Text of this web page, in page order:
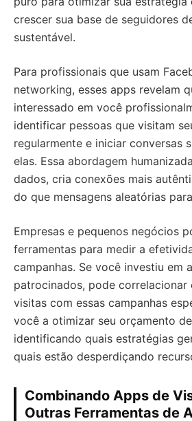
crescer sua base de seguidores
sustentável.
Para profissionais que usam
networking, esses apps revelam
interessado em você
identificar pessoas que visitam
regularmente e iniciar conversas
elas. Essa abordagem
dados, cria conexões mais
do que mensagens aleatórias
Empresas e pequenos negócios
ferramentas para medir a
campanhas. Se você investiu em
patrocinados, pode correlacionar
visitas com essas campanhas
você a otimizar seu orçamento
identificando quais estratégias
quais estão desperdiçando
Combinando Apps de
Outras Ferramentas de